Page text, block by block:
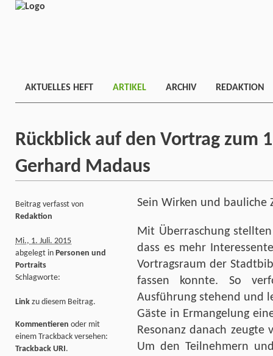
AKTUELLES HEFT ARTIKEL ARCHIV REDAKTION
Rückblick auf den Vortrag zum
Gerhard Madaus
Sein Wirken und bauliche
Mit Überraschung
dass es mehr
Vortragsraum der
fassen konnte. So
Ausführung stehend und
Gäste in Ermangelung
Resonanz danach zeugte
Um den Teilnehmern
Beitrag verfasst von
Redaktion
Mi., 1. Juli. 2015
abgelegt in Personen und
Portraits
Schlagworte:
Link zu diesem Beitrag.
Kommentieren oder mit
einem Trackback versehen:
Trackback URI.